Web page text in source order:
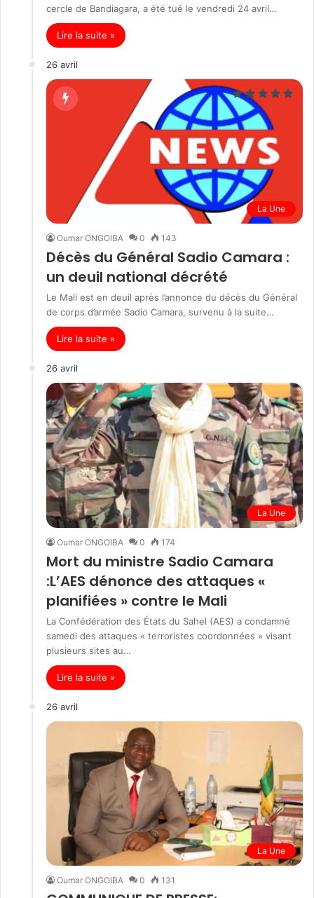
cercle de Bandiagara, a été tué le vendredi 24 avril…
Lire la suite »
26 avril
La Une
Oumar ONGOIBA 0 143
Décès du Général Sadio Camara :
un deuil national décrété
Le Mali est en deuil après l’annonce du décès du Général
de corps d’armée Sadio Camara, survenu à la suite…
Lire la suite »
26 avril
La Une
Oumar ONGOIBA 0 174
Mort du ministre Sadio Camara
:L’AES dénonce des attaques «
planifiées » contre le Mali
La Confédération des États du Sahel (AES) a condamné
samedi des attaques « terroristes coordonnées » visant
plusieurs sites au…
Lire la suite »
26 avril
La Une
Oumar ONGOIBA 0 131